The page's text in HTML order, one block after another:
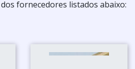
fornecedores listados abaixo: